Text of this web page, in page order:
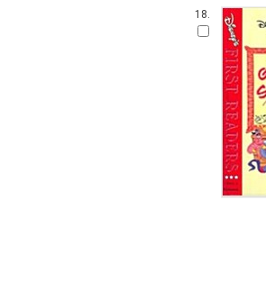
18.